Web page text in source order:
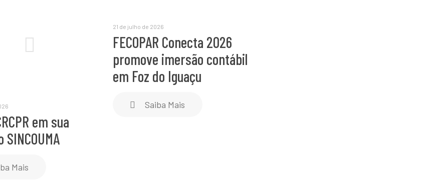
em sua
Mais
21 de julho de 2026
FECOPAR Conecta 2026
promove imersão contábil
em Foz do Iguaçu
Saiba Mais